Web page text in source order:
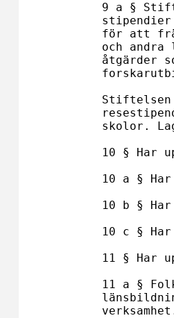
9 a §
stipendier
för att
och
åtgärder
Stiftelsen
skolor.
10 § Har
10 a §
10 b §
10 c § Har
11 § Har
11 a §